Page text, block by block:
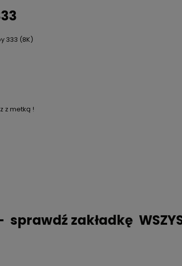
333 (8K)
z metką !
zakładkę